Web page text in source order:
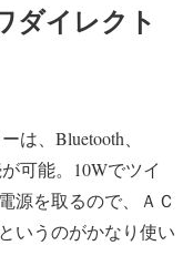
ダイレクト
は、Bluetooth、
可能。10Wでツイ
源を取るので、ＡＣ
いうのがかなり使い